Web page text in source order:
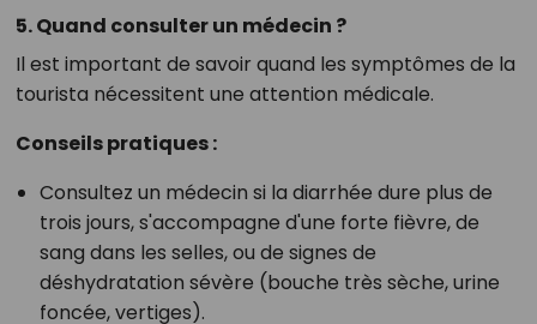
5. Quand consulter un médecin ?
Il est important de savoir quand les symptômes de la
tourista nécessitent une attention médicale.
Conseils pratiques :
Consultez un médecin si la diarrhée dure plus de
trois jours, s'accompagne d'une forte fièvre, de
sang dans les selles, ou de signes de
déshydratation sévère (bouche très sèche, urine
foncée, vertiges).